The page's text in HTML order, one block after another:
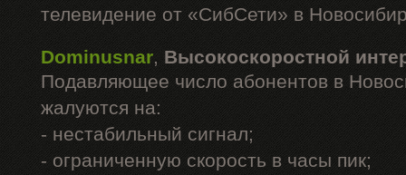
телевидение от «СибСети» в
Dominusnar, Высокоскоростной
Подавляющее число абонентов в
жалуются на:
- нестабильный сигнал;
- ограниченную скорость в часы пик;